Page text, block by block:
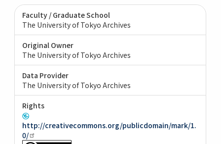
Faculty / Graduate School
The University of Tokyo Archives
Original Owner
The University of Tokyo Archives
Data Provider
The University of Tokyo Archives
Rights
http://creativecommons.org/publicdomain/mark/1.
0/